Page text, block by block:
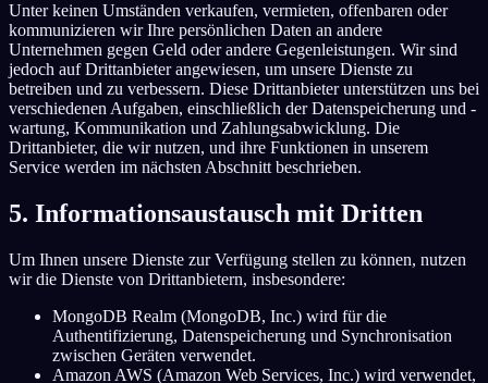
Unter keinen Umständen verkaufen, vermieten, offenbaren oder
kommunizieren wir Ihre persönlichen Daten an andere
Unternehmen gegen Geld oder andere Gegenleistungen. Wir sind
jedoch auf Drittanbieter angewiesen, um unsere Dienste zu
betreiben und zu verbessern. Diese Drittanbieter unterstützen uns bei
verschiedenen Aufgaben, einschließlich der Datenspeicherung und -
wartung, Kommunikation und Zahlungsabwicklung. Die
Drittanbieter, die wir nutzen, und ihre Funktionen in unserem
Service werden im nächsten Abschnitt beschrieben.
5. Informationsaustausch mit Dritten
Um Ihnen unsere Dienste zur Verfügung stellen zu können, nutzen
wir die Dienste von Drittanbietern, insbesondere:
MongoDB Realm (MongoDB, Inc.) wird für die
Authentifizierung, Datenspeicherung und Synchronisation
zwischen Geräten verwendet.
Amazon AWS (Amazon Web Services, Inc.) wird verwendet,